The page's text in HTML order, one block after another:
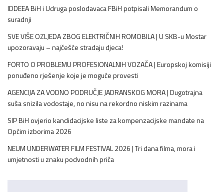
IDDEEA BiH i Udruga poslodavaca FBiH potpisali Memorandum o
suradnji
SVE VIŠE OZLJEDA ZBOG ELEKTRIČNIH ROMOBILA | U SKB-u Mostar
upozoravaju – najčešće stradaju djeca!
FORTO O PROBLEMU PROFESIONALNIH VOZAČA | Europskoj komisiji
ponuđeno rješenje koje je moguće provesti
AGENCIJA ZA VODNO PODRUČJE JADRANSKOG MORA | Dugotrajna
suša snizila vodostaje, no nisu na rekordno niskim razinama
SIP BiH ovjerio kandidacijske liste za kompenzacijske mandate na
Općim izborima 2026
NEUM UNDERWATER FILM FESTIVAL 2026 | Tri dana filma, mora i
umjetnosti u znaku podvodnih priča